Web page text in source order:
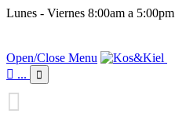
Lunes - Viernes 8:00am a
Open/Close Menu
 ... 
